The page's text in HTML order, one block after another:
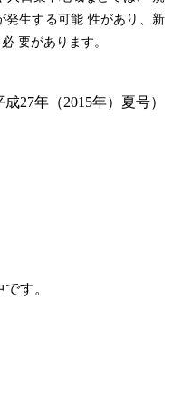
発生する可能 性があり、新
要があります。
27年（2015年）夏号）
す。